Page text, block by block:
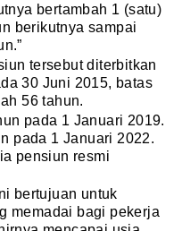
bertambah 1 (satu)
berikutnya sampai
tersebut diterbitkan
30 Juni 2015, batas
56 tahun.
pada 1 Januari 2019.
pada 1 Januari 2022.
pensiun resmi
bertujuan untuk
memadai bagi pekerja